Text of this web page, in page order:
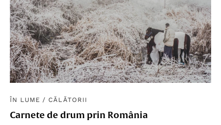
ÎN LUME / CĂLĂTORII
Carnete de drum prin România